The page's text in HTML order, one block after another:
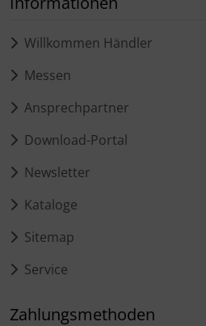
Willkommen Händler
Messen
Ansprechpartner
Download-Portal
Newsletter
Kataloge
Sitemap
Service
Zahlungsmethoden